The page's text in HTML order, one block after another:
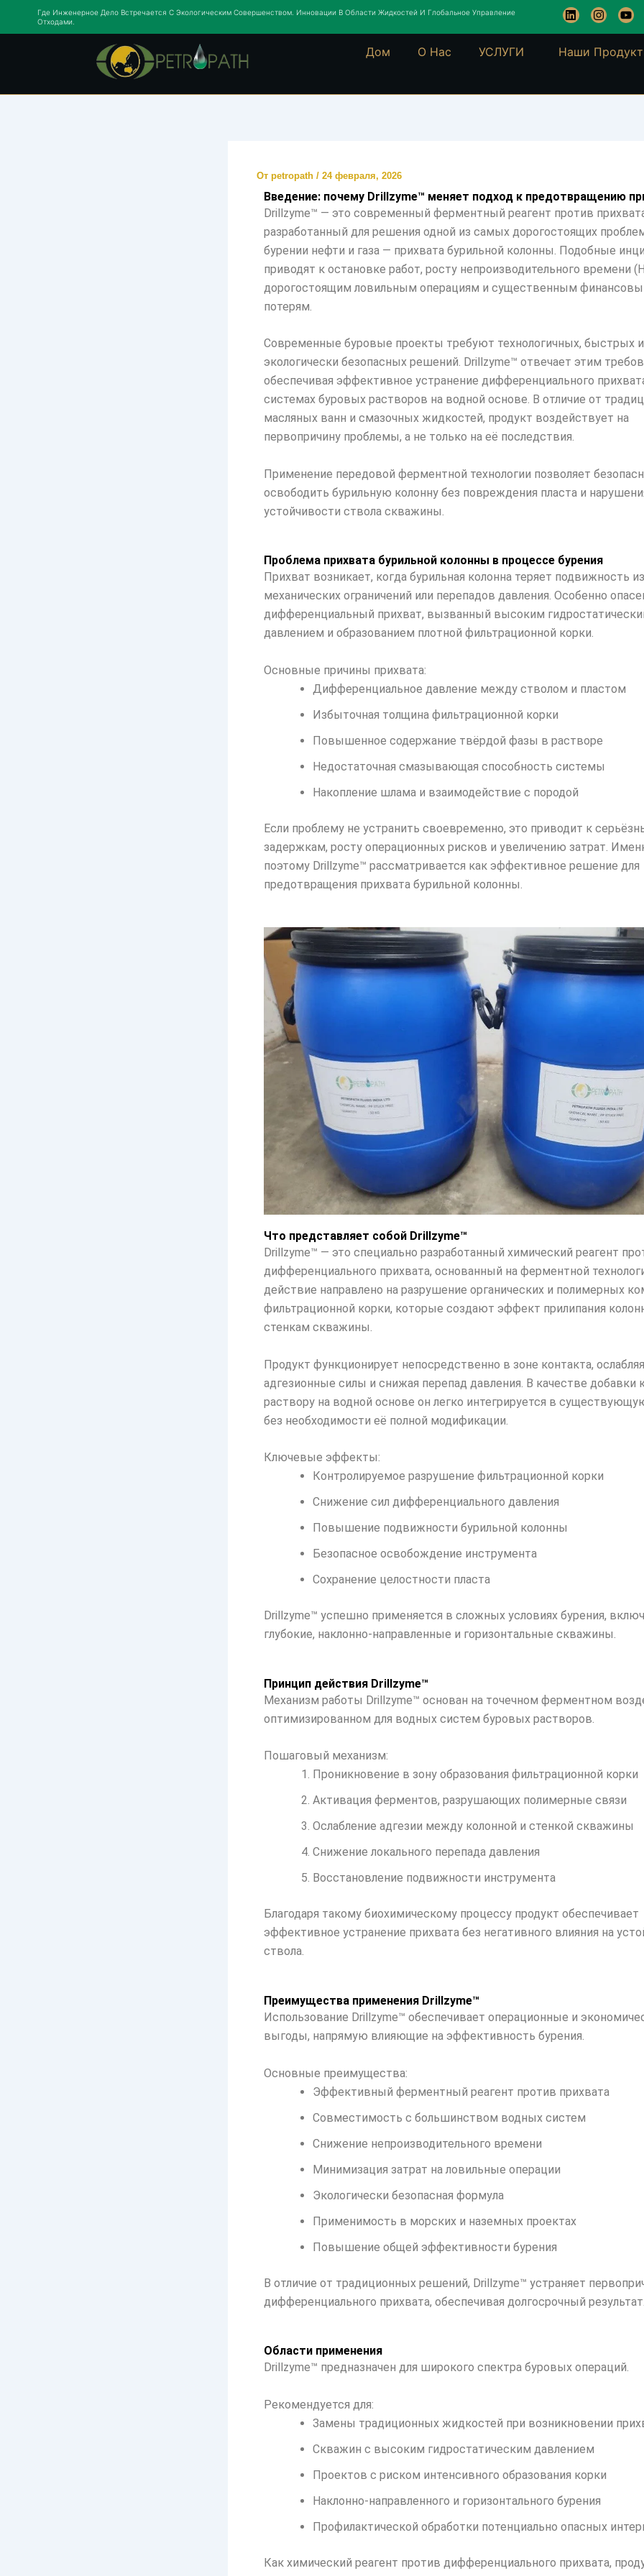
ПерейтиГде Инженерное Дело Встречается С Экологическим Совершенством. Инновации В Области Жидкостей И Глобальное Управление
Отходами.
L
i
n
e
n
I
n
s
t
a
a
Y
o
u
u
Дом О Нас УСЛУГИ Наши
От petropath / 24 февраля, 2026
Введение: почему Drillzyme™ меняет подход к предотвращению
Drillzyme™ — это современный ферментный реагент против
разработанный для решения одной из самых дорогостоящих
бурении нефти и газа — прихвата бурильной колонны. Подобные
приводят к остановке работ, росту непроизводительного времени
дорогостоящим ловильным операциям и существенным
потерям.
Современные буровые проекты требуют технологичных, быстрых и
экологически безопасных решений. Drillzyme™ отвечает этим
обеспечивая эффективное устранение дифференциального
системах буровых растворов на водной основе. В отличие от
масляных ванн и смазочных жидкостей, продукт воздействует на
первопричину проблемы, а не только на её последствия.
Применение передовой ферментной технологии позволяет
освободить бурильную колонну без повреждения пласта и
устойчивости ствола скважины.
Проблема прихвата бурильной колонны в процессе бурения
Прихват возникает, когда бурильная колонна теряет подвижность
механических ограничений или перепадов давления. Особенно
дифференциальный прихват, вызванный высоким
давлением и образованием плотной фильтрационной корки.
Основные причины прихвата:
Дифференциальное давление между стволом и пластом
Избыточная толщина фильтрационной корки
Повышенное содержание твёрдой фазы в растворе
Недостаточная смазывающая способность системы
Накопление шлама и взаимодействие с породой
Если проблему не устранить своевременно, это приводит к
задержкам, росту операционных рисков и увеличению затрат.
поэтому Drillzyme™ рассматривается как эффективное решение для
предотвращения прихвата бурильной колонны.
Что представляет собой Drillzyme™
Drillzyme™ — это специально разработанный химический реагент
дифференциального прихвата, основанный на ферментной
действие направлено на разрушение органических и полимерных
фильтрационной корки, которые создают эффект прилипания
стенкам скважины.
Продукт функционирует непосредственно в зоне контакта, ослабляя
адгезионные силы и снижая перепад давления. В качестве добавки
раствору на водной основе он легко интегрируется в
без необходимости её полной модификации.
Ключевые эффекты:
Контролируемое разрушение фильтрационной корки
Снижение сил дифференциального давления
Повышение подвижности бурильной колонны
Безопасное освобождение инструмента
Сохранение целостности пласта
Drillzyme™ успешно применяется в сложных условиях бурения,
глубокие, наклонно-направленные и горизонтальные скважины.
Принцип действия Drillzyme™
Механизм работы Drillzyme™ основан на точечном ферментном
оптимизированном для водных систем буровых растворов.
Пошаговый механизм:
Проникновение в зону образования фильтрационной корки
Активация ферментов, разрушающих полимерные связи
Ослабление адгезии между колонной и стенкой скважины
Снижение локального перепада давления
Восстановление подвижности инструмента
Благодаря такому биохимическому процессу продукт обеспечивает
эффективное устранение прихвата без негативного влияния на
ствола.
Преимущества применения Drillzyme™
Использование Drillzyme™ обеспечивает операционные и
выгоды, напрямую влияющие на эффективность бурения.
Основные преимущества:
Эффективный ферментный реагент против прихвата
Совместимость с большинством водных систем
Снижение непроизводительного времени
Минимизация затрат на ловильные операции
Экологически безопасная формула
Применимость в морских и наземных проектах
Повышение общей эффективности бурения
В отличие от традиционных решений, Drillzyme™ устраняет
дифференциального прихвата, обеспечивая долгосрочный результат.
Области применения
Drillzyme™ предназначен для широкого спектра буровых операций.
Рекомендуется для:
Замены традиционных жидкостей при возникновении
Скважин с высоким гидростатическим давлением
Проектов с риском интенсивного образования корки
Наклонно-направленного и горизонтального бурения
Профилактической обработки потенциально опасных
Как химический реагент против дифференциального прихвата,